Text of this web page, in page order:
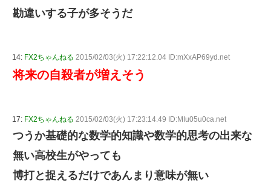
勘違いする子が多そうだ
14: FX2ちゃんねる 2015/02/03(火) 17:22:12.04 ID:mXxAP69yd.net
将来の自殺者が増えそう
17: FX2ちゃんねる 2015/02/03(火) 17:23:14.49 ID:MIu05u0ca.net
つうか基礎的な数学的知識や数学的思考の出来な
無い高校生がやっても
博打と捉えるだけであんまり意味が無い